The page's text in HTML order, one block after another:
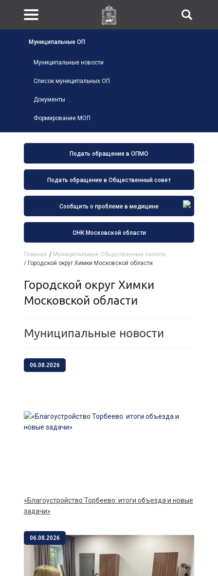
Подать обращение в ОПМО
Подать обращение в Общественный совет
Сообщить о проблеме в медицине
ОНК Московской области
Муниципальные ОП
Муниципальные новости
Список муниципальных ОП
Документы
Формирование МОП
Главная / Муниципальные Общественные палаты
/ Городской округ Химки Московской области
Городской округ Химки
Московской области
Муниципальные новости
06.08.2026
«Благоустройство Торбеево: итоги объезда и новые
задачи»
06.08.2026